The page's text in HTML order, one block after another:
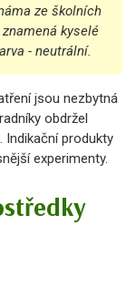
ze školních
kyselé
- neutrální.
jsou nezbytná
obdržel
Indikační produkty
experimenty.